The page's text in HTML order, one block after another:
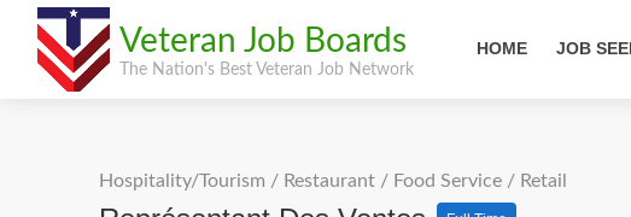
Veteran Job Boards
The Nation's Best Veteran Job Network
HOME JOB
Hospitality/Tourism / Restaurant / Food Service / Retail